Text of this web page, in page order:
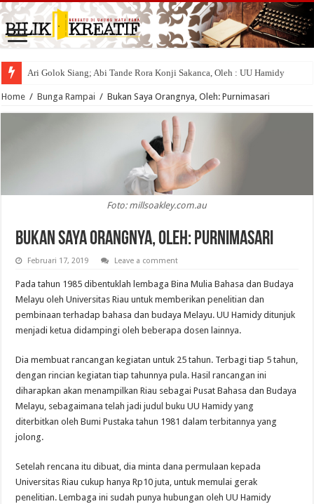
Ari Golok Siang; Abi Tande Rora Konji Sakanca, Oleh : UU Hamidy
Home / Bunga Rampai / Bukan Saya Orangnya, Oleh: Purnimasari
Foto: millsoakley.com.au
Bukan Saya Orangnya, Oleh: Purnimasari
Februari 17, 2019 Leave a comment
Pada tahun 1985 dibentuklah lembaga Bina Mulia Bahasa dan Budaya
Melayu oleh Universitas Riau untuk memberikan penelitian dan
pembinaan terhadap bahasa dan budaya Melayu. UU Hamidy ditunjuk
menjadi ketua didampingi oleh beberapa dosen lainnya.
Dia membuat rancangan kegiatan untuk 25 tahun. Terbagi tiap 5 tahun,
dengan rincian kegiatan tiap tahunnya pula. Hasil rancangan ini
diharapkan akan menampilkan Riau sebagai Pusat Bahasa dan Budaya
Melayu, sebagaimana telah jadi judul buku UU Hamidy yang
diterbitkan oleh Bumi Pustaka tahun 1981 dalam terbitannya yang
jolong.
Setelah rencana itu dibuat, dia minta dana permulaan kepada
Universitas Riau cukup hanya Rp10 juta, untuk memulai gerak
penelitian. Lembaga ini sudah punya hubungan oleh UU Hamidy